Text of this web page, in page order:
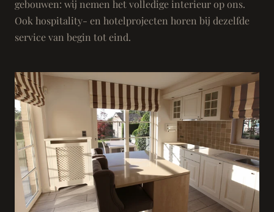
gebouwen: wij nemen het volledige interieur op ons.
Ook hospitality- en hotelprojecten horen bij dezelfde
service van begin tot eind.